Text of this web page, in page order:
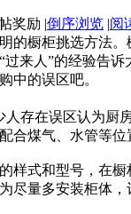
|倒序浏览 |阅
的橱柜挑选方法
来人”的经验告
中的误区吧。
存在误区认为
合煤气、水管等位
样式和型号，在
尽量多安装柜体